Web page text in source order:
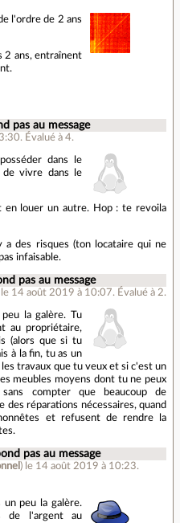
l'ordre de 2 ans
2 ans, entraînent
pas au message
. Évalué à4.
dans le
de vivre dans le
en louer un autre. Hop : te revoila
des risques (ton locataire qui ne
infaisable.
pas au message
le 14 août 2019 à 10:07. Évalué à 2.
la galère. Tu
au propriétaire,
(alors que si tu
à la fin, tu as un
les travaux que tu veux et si c'est un
meubles moyens dont tu ne peux
compter que beaucoup de
réparations nécessaires, quand
et refusent de rendre la
pas au message
) le 14 août 2019 à 10:23.
peu la galère.
de l'argent au